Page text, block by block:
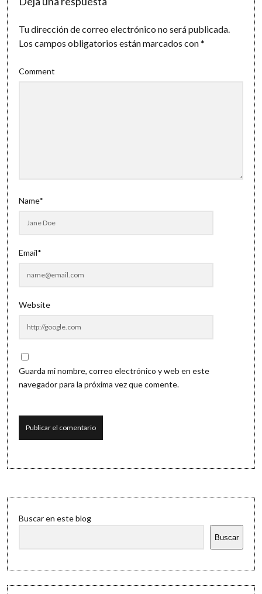
Tu dirección de correo electrónico no será publicada.
Los campos obligatorios están marcados con*
Comment
Name*
Email*
Website
Guarda mi nombre, correo electrónico y web en este
navegador para la próxima vez que comente.
Sidebar
Buscar en este blog
Buscar